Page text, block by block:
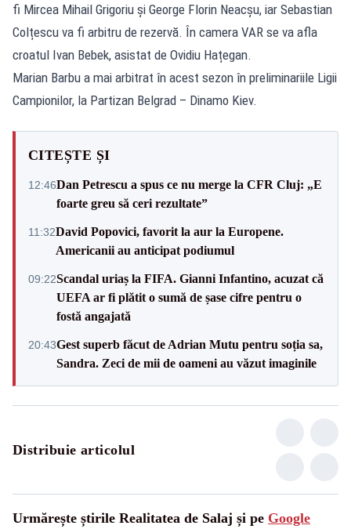
fi Mircea Mihail Grigoriu și George Florin Neacșu, iar Sebastian
Colțescu va fi arbitru de rezervă. În camera VAR se va afla
croatul Ivan Bebek, asistat de Ovidiu Hațegan.
Marian Barbu a mai arbitrat în acest sezon în preliminariile Ligii
Campionilor, la Partizan Belgrad – Dinamo Kiev.
CITEȘTE ȘI
12:46Dan Petrescu a spus ce nu merge la CFR Cluj: „E
foarte greu să ceri rezultate”
11:32David Popovici, favorit la aur la Europene.
Americanii au anticipat podiumul
09:22Scandal uriaș la FIFA. Gianni Infantino, acuzat că
UEFA ar fi plătit o sumă de șase cifre pentru o
fostă angajată
20:43Gest superb făcut de Adrian Mutu pentru soția sa,
Sandra. Zeci de mii de oameni au văzut imaginile
Distribuie articolul
Urmărește știrile Realitatea de Salaj și pe Google